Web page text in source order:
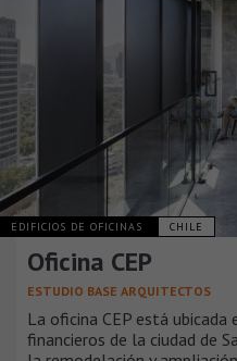
EDIFICIOS DE OFICINAS CHILE
Oficina CEP
ESTUDIO BASE ARQUITECTOS
La oficina CEP está
financieros de la ciudad de